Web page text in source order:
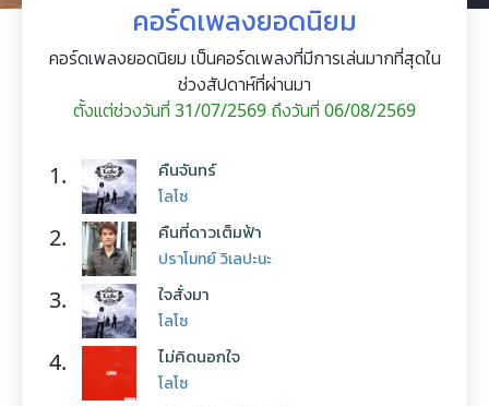
คอร์ดเพลงยอดนิยม
คอร์ดเพลงยอดนิยม เป็นคอร์ดเพลงที่มีการเล่นมากที่สุดใน
ช่วงสัปดาห์ที่ผ่านมา
ตั้งแต่ช่วงวันที่ 31/07/2569 ถึงวันที่ 06/08/2569
1. คืนจันทร์
โลโซ
2. คืนที่ดาวเต็มฟ้า
ปราโมทย์ วิเลปะนะ
3. ใจสั่งมา
โลโซ
4. ไม่คิดนอกใจ
โลโซ